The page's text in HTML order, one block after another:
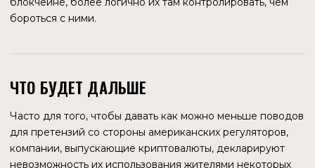
PYUSD КАК СИГНАЛ
быть сигналом к тому, что TradFi начал свою экспансию в
гипотетические размышления, то можно предположить,
что будет один основной эмитент денег — например,
предприятий (Tether, Circle и т.д.), администрирующих
свои стейблкоины исключительно по правилам главного
эмитента. И если нужно будет заморозить чей-то счет
или обнулить его — это будет сделано по первому
указанию. Кроме того, такая схема позволит создать